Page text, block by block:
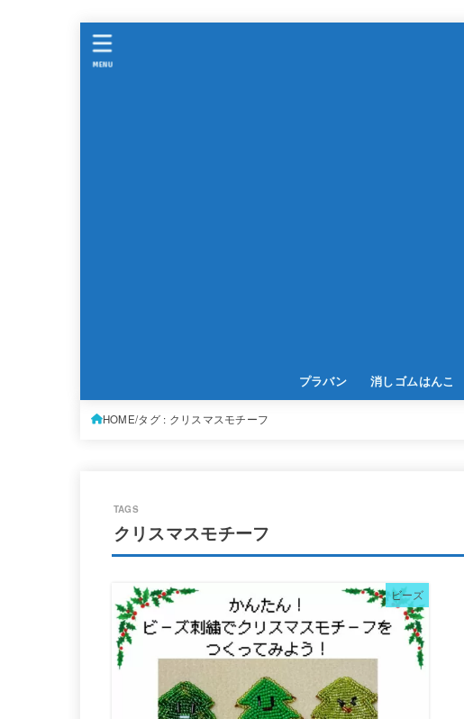
プラバン 消しゴムはんこ
MENU
HOME タグ : クリスマスモチーフ
クリスマスモチーフ
ビーズ